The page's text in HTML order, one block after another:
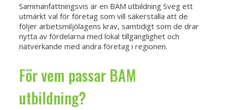
Sammanfattningsvis är en BAM utbildning Sveg ett
utmärkt val för företag som vill säkerställa att de
följer arbetsmiljölagens krav, samtidigt som de drar
nytta av fördelarna med lokal tillgänglighet och
nätverkande med andra företag i regionen.
För vem passar BAM
utbildning?